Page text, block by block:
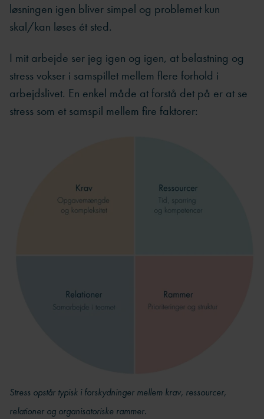
løsningen igen bliver simpel og problemet kun
skal/kan løses ét sted.
I mit arbejde ser jeg igen og igen, at belastning og
stress vokser i samspillet mellem flere forhold i
arbejdslivet. En enkel måde at forstå det på er at se
stress som et samspil mellem fire faktorer:
Stress opstår typisk i forskydninger mellem krav, ressourcer,
relationer og organisatoriske rammer.